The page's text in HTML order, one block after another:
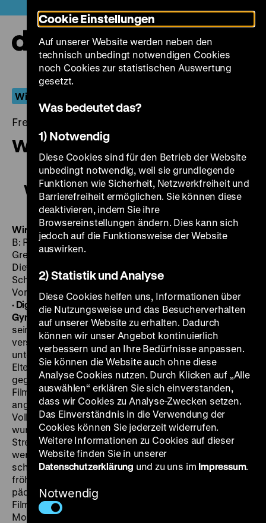
zum
Seiteninhalt
springen
Wiederentdeckt
Freitag, 04. März 2016, 18.30 - 00.00 Uhr
Wir lassen uns scheiden
Wir lassen uns scheiden
Wir lassen uns scheidenDDR 1968, R: Ingrid Reschke,
B: Rudi Strahl, Kurt Belicke, Ingrid Reschke. K: Helmut
Grewald, M: Wolfram Heicking, D: Monika Gabriel,
Dieter Wien, Martin Grunert, Angelika Waller, Reiner
Schöne, Brigitte Krause, Gerhard Bienert, 91’
Vorfilm:Petras ErlebnisDDR 1956, R: Ingrid Reschke, 6‘
·DigiBeta FR 04.03. um 18.30 Uhr
Einführung: Jan
GympelEin Ehepaar entzweit sich über die Erziehung
seines zirka zehnjährigen Sohnes. Nach der Trennung
versteht es der aufgeweckte Knabe, die
unterschiedlichen pädagogischen Konzepte seiner
Eltern für sich auszunutzen und Mutter und Vater
gegeneinander auszuspielen. Anders als es der
Filmentwurf von Rudi Strahl vorsah, durfte die im Titel
angekündigte Scheidung auf Geheiß des DDR-
Volksbildungsministeriums nicht stattfinden. Auch
wurde das Drehbuch so verändert, dass die diversen
Streiche des Jungen meist umgehend geahndet
werden. Ingrid Reschkes erster abendfüllender Film
schwankt daher etwas unentschlossen zwischen
fröhlicher (Tragi-)Komödie und allzu deutlicher
pädagogischer Absicht. Ursprünglich wurde das
Filmehepaar von dem damaligen realen Ehepaar
Monika Gabriel und Armin Mueller-Stahl gespielt.
Cookie Einstellungen
Auf unserer Website werden neben den
technisch unbedingt notwendigen Cookies
noch Cookies zur statistischen Auswertung
gesetzt.
Was bedeutet das?
1) Notwendig
Diese Cookies sind für den Betrieb der Website
unbedingt notwendig, weil sie grundlegende
Funktionen wie Sicherheit, Netzwerkfreiheit und
Barrierefreiheit ermöglichen. Sie können diese
deaktivieren, indem Sie ihre
Browsereinstellungen ändern. Dies kann sich
jedoch auf die Funktionsweise der Website
auswirken.
2) Statistik und Analyse
Diese Cookies helfen uns, Informationen über
die Nutzungsweise und das Besucherverhalten
auf unserer Website zu erhalten. Dadurch
können wir unser Angebot kontinuierlich
verbessern und an Ihre Bedürfnisse anpassen.
Sie können die Website auch ohne diese
Analyse Cookies nutzen. Durch Klicken auf „Alle
auswählen“ erklären Sie sich einverstanden,
dass wir Cookies zu Analyse-Zwecken setzen.
Das Einverständnis in die Verwendung der
Cookies können Sie jederzeit widerrufen.
Weitere Informationen zu Cookies auf dieser
Website finden Sie in unserer
Datenschutzerklärung und zu uns im Impressum.
Notwendig